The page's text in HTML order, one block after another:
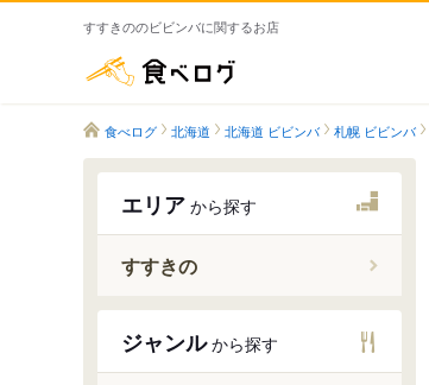
すすきののビビンバに関するお店
食べログ 北海道 北海道 ビビンバ 札幌 ビビンバ
エリア から探す
すすきの
ジャンルから探す